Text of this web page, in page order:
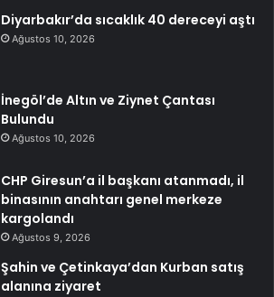
Diyarbakır’da sıcaklık 40 dereceyi aştı
Ağustos 10, 2026
İnegöl’de Altın ve Ziynet Çantası
Bulundu
Ağustos 10, 2026
CHP Giresun’a il başkanı atanmadı, il
binasının anahtarı genel merkeze
kargolandı
Ağustos 9, 2026
Şahin ve Çetinkaya’dan Kurban satış
alanına ziyaret